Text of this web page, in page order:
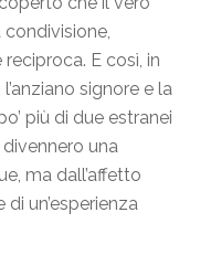
reciproca. E così, in
signore e la
più di due estranei
una
ma dall’affetto
un’esperienza